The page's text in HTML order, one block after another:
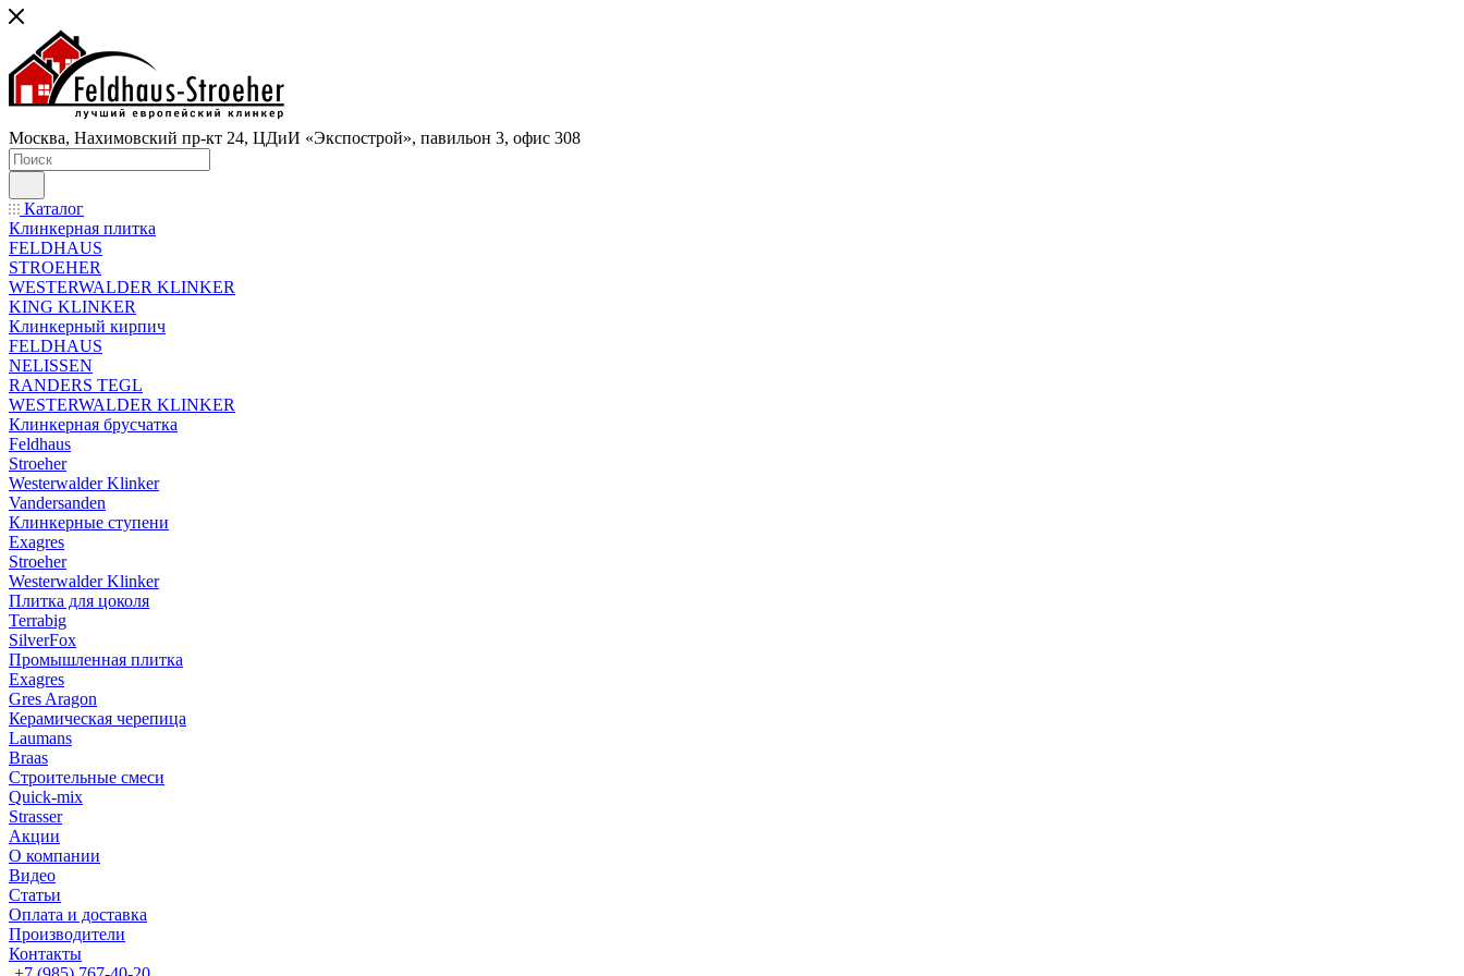
Москва, Нахимовский пр-кт 24, ЦДиИ «Экспострой», павильон 3, офис 308
Каталог
Клинкерная плитка
FELDHAUS
STROEHER
WESTERWALDER KLINKER
KING KLINKER
Клинкерный кирпич
FELDHAUS
NELISSEN
RANDERS TEGL
WESTERWALDER KLINKER
Клинкерная брусчатка
Feldhaus
Stroeher
Westerwalder Klinker
Vandersanden
Клинкерные ступени
Exagres
Stroeher
Westerwalder Klinker
Плитка для цоколя
Terrabig
SilverFox
Промышленная плитка
Exagres
Gres Aragon
Керамическая черепица
Laumans
Braas
Строительные смеси
Quick-mix
Strasser
Акции
О компании
Видео
Статьи
Оплата и доставка
Производители
Контакты